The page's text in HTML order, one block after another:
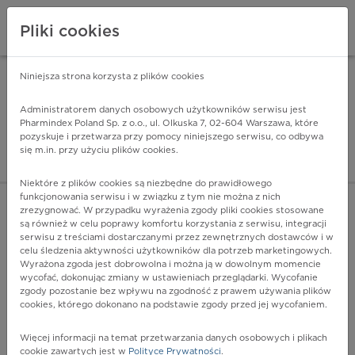
Pharmindex - lider
ZALOGUJ SIĘ
Q45.2 - Wrodzona torbiel trzustki
Więcej na lekiicd10.pl
Pliki cookies
Niniejsza strona korzysta z plików cookies
Administratorem danych osobowych użytkowników serwisu jest
Pharmindex Poland Sp. z o.o., ul. Olkuska 7, 02-604 Warszawa, które
pozyskuje i przetwarza przy pomocy niniejszego serwisu, co odbywa
się m.in. przy użyciu plików cookies.
Niektóre z plików cookies są niezbędne do prawidłowego
funkcjonowania serwisu i w związku z tym nie można z nich
zrezygnować. W przypadku wyrażenia zgody pliki cookies stosowane
są również w celu poprawy komfortu korzystania z serwisu, integracji
serwisu z treściami dostarczanymi przez zewnętrznych dostawców i w
celu śledzenia aktywności użytkowników dla potrzeb marketingowych.
Wyrażona zgoda jest dobrowolna i można ją w dowolnym momencie
wycofać, dokonując zmiany w ustawieniach przeglądarki. Wycofanie
zgody pozostanie bez wpływu na zgodność z prawem używania plików
cookies, którego dokonano na podstawie zgody przed jej wycofaniem.
Więcej informacji na temat przetwarzania danych osobowych i plikach
cookie zawartych jest w Polityce Prywatności.
ZA DARMO - w Google Play INSTALUJ